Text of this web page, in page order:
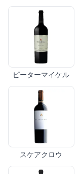
ピーターマイケル
スケアクロウ